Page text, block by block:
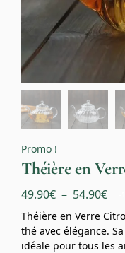
Promo !
Théière en
49.90€ – 54.90€
Théière en Verre
thé avec élégance.
idéale pour tous les